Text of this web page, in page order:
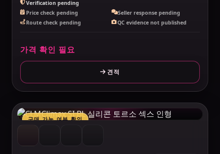
Verification pending
Price check pending
Seller response pending
Route check pending
QC evidence not published
가격 확인 필요
견적
MAKELOVEDOLL
구매 가능 여부 확인